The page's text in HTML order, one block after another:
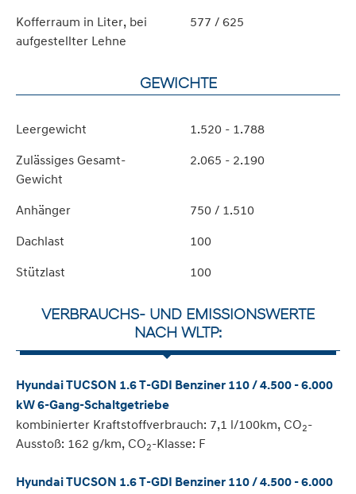
Kofferraum in Liter, bei
aufgestellter Lehne
577 / 625
GEWICHTE
Leergewicht
1.520 - 1.788
Zulässiges Gesamt-
Gewicht
2.065 - 2.190
Anhänger
750 / 1.510
Dachlast
100
Stützlast
100
VERBRAUCHS- UND EMISSIONSWERTE
NACH WLTP:
Hyundai TUCSON 1.6 T-GDI Benziner 110 / 4.500 - 6.000
kW 6-Gang-Schaltgetriebe
kombinierter Kraftstoffverbrauch: 7,1 l/100km, CO2-
Ausstoß: 162 g/km, CO2-Klasse: F
Hyundai TUCSON 1.6 T-GDI Benziner 110 / 4.500 - 6.000